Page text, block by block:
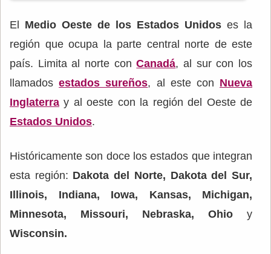
El Medio Oeste de los Estados Unidos es la
región que ocupa la parte central norte de este
país. Limita al norte conCanadá, al sur con los
llamadosestados sureños, al este con Nueva
Inglaterra y al oeste con la región del Oeste de
Estados Unidos.
Históricamente son doce los estados que integran
esta región: Dakota del Norte, Dakota del Sur,
Illinois, Indiana, Iowa, Kansas, Michigan,
Minnesota, Missouri, Nebraska, Ohio y
Wisconsin.